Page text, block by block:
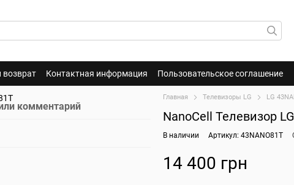
Контактная информация Пользовательское соглашение
комментарий
Главная Телевизоры LG LG
NanoCell Телевизор
В наличии Артикул: 43NANO81T
14 400 грн